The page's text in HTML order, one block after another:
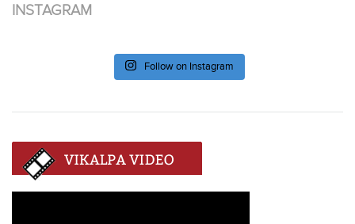
INSTAGRAM
Follow on Instagram